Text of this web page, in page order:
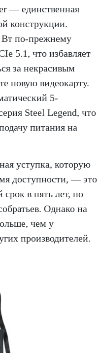
— единственная
конструкции.
Вт по-прежнему
5.1, что избавляет
за некрасивым
новую видеокарту.
5-
Steel Legend, что
питания на
уступка, которую
доступности, — это
в пять лет, по
Однако на
чем у
производителей.